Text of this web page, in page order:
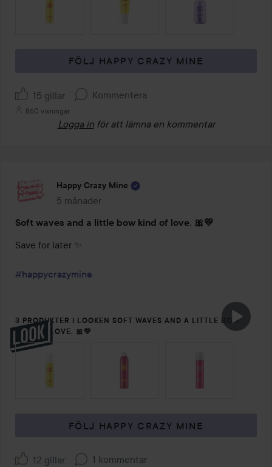
FÖLJ HAPPY CRAZY MINE
15 gillar Kommentera
860 visningar
Logga in för att lämna en kommentar
Happy Crazy Mine
5 månader
Inlägget skapades 5 månader
Soft waves and a little bow kind of love. 🎀💛
Save for later ✨
#happycrazymine
3 PRODUKTER I LOOKEN SOFT WAVES AND A LITTLE BOW
KIND OF LOVE. 🎀💛
HOPPA ÖVER SEKTIONEN
FÖLJ HAPPY CRAZY MINE
12 gillar 1 kommentar